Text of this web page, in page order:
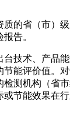
质的省（市）
告。
台技术、产品
节能评价值。
测机构（省
节能效果在